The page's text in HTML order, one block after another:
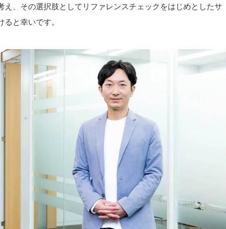
え、その選択肢としてリファレンスチェックをはじめとしたサ
と幸いです。